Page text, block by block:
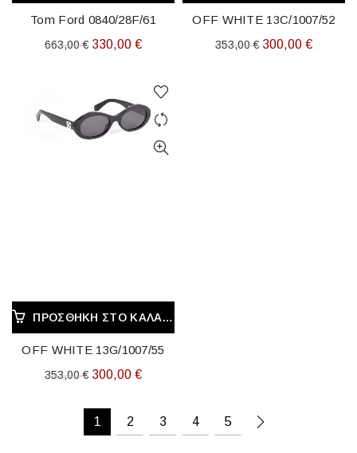
Tom Ford 0840/28F/61
663,00€ Original
663,00 €.
330,00 €Η
τιμή
είναι:
330,00 €.
OFF WHITE 13C/1007/52
353,00€ Original
300,00 €Η
ΠΡΟΣΘΉΚΗ ΣΤΟ ΚΑΛΆΘΙ
OFF WHITE 13G/1007/55
353,00€ Original
was:
353,00 €.
300,00 €Η
τιμή
είναι:
1 2 3 4 5